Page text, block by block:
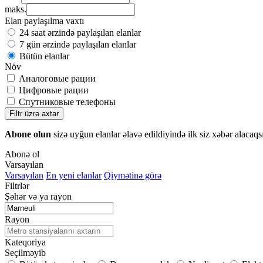
maks.
Elan paylaşılma vaxtı
24 saat ərzində paylaşılan elanlar
7 gün ərzində paylaşılan elanlar
Bütün elanlar
Növ
Аналоговые рации
Цифровые рации
Спутниковые телефоны
Filtr üzrə axtar
Abone olun sizə uyğun elanlar əlavə edildiyində ilk siz xəbər
Abonə ol
Varsayılan
Varsayılan En yeni elanlar Qiymətinə görə
Filtrlər
Şəhər və ya rayon
Rayon
Kateqoriya
Seçilməyib